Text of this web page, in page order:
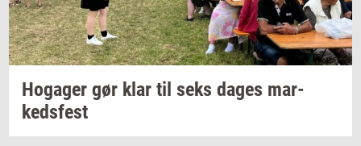
Ho­ga­ger gør klar til seks dages mar­
keds­fest